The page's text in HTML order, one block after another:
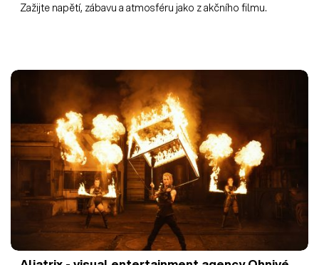
Zažijte napětí, zábavu a atmosféru jako z akčního filmu.